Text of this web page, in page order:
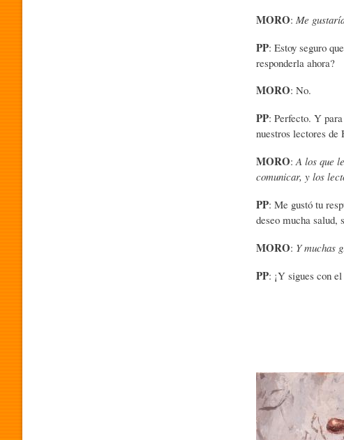
D
I
C
C
I
O
R
I
MORO: Me
PP: Estoy seguro
responderla ahora?
MORO: No.
PP: Perfecto. Y
nuestros lectores de
MORO:A los que
comunicar, y los
PP: Me gustó tu
deseo mucha salud,
MORO: Y muchas
PP: ¡Y sigues con
Imagen